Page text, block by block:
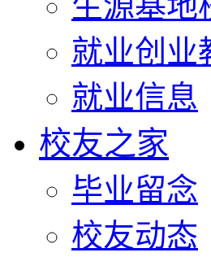
就业创业
就业信息
校友之家
毕业留念
校友动态